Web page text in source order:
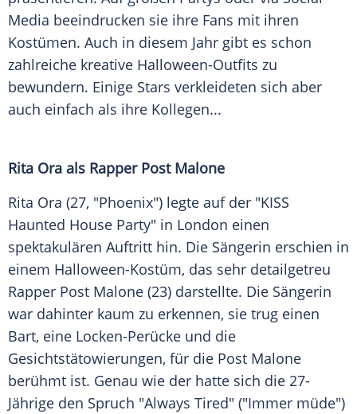
Media beeindrucken sie ihre Fans mit ihren
Kostümen. Auch in diesem Jahr gibt es schon
zahlreiche kreative Halloween-Outfits zu
bewundern. Einige Stars verkleideten sich aber
auch einfach als ihre Kollegen...
Rita Ora als Rapper Post Malone
Rita Ora (27, "Phoenix") legte auf der "KISS
Haunted House Party" in London einen
spektakulären Auftritt hin. Die Sängerin erschien in
einem Halloween-Kostüm, das sehr detailgetreu
Rapper Post Malone (23) darstellte. Die Sängerin
war dahinter kaum zu erkennen, sie trug einen
Bart, eine Locken-Perücke und die
Gesichtstätowierungen, für die Post Malone
berühmt ist. Genau wie der hatte sich die 27-
Jährige den Spruch "Always Tired" ("Immer müde")